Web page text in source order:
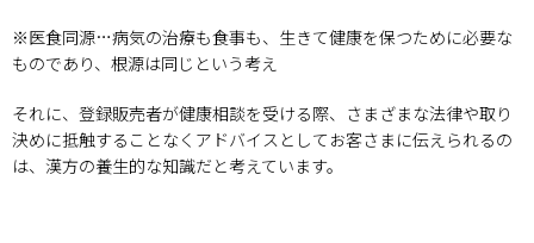
※医食同源…病気の治療も食事も、生きて健康を保つために必要な
ものであり、根源は同じという考え
それに、登録販売者が健康相談を受ける際、さまざまな法律や取り
決めに抵触することなくアドバイスとしてお客さまに伝えられるの
は、漢方の養生的な知識だと考えています。